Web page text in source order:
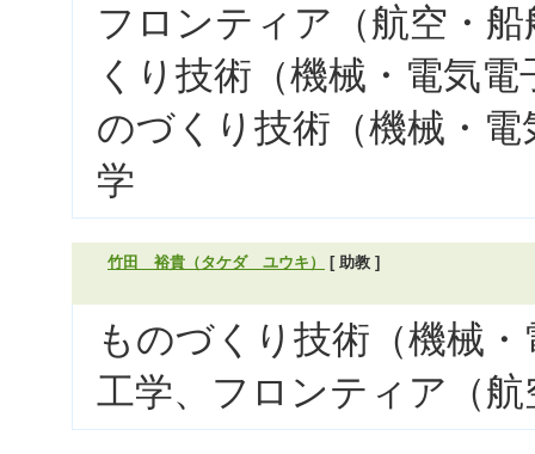
フロンティア（航空・
くり技術（機械・電気
のづくり技術（機械・
学
竹田 裕貴（タケダ ユウキ） [ 助教 ]
ものづくり技術（機械
工学、フロンティア（